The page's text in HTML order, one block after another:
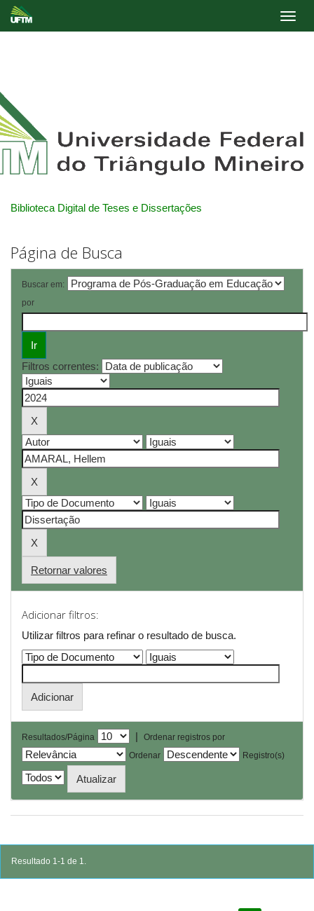
Biblioteca Digital de Teses e Dissertações
Página de Busca
Buscar em:
por
Filtros correntes:
Retornar valores
Adicionar filtros:
Utilizar filtros para refinar o resultado de busca.
Resultados/Página |
Ordenar registros por
Ordenar
Registro(s)
Resultado 1-1 de 1.